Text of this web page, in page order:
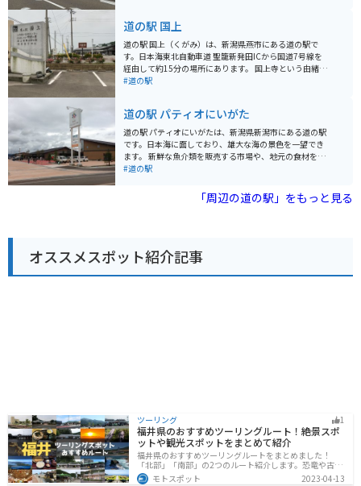
『陣や』、野外で憩う『日本海夕日公園』、観光スポッ
ト『夕凪の橋』等があり、休憩所だけでなく観光地とし
ても楽しめる場所です。
道の駅 国上
道の駅 国上（くがみ）は、新潟県燕市にある道の駅で
す。日本海東北自動車道 聖籠新発田ICから国道7号線を
経由して約15分の場所にあります。 国上寺という由緒あ
るお寺に隣接しており、雄大な自然と歴史を感じられる
バイクで訪れる場合、道の駅には広い駐車場が完備され
ているので安心して駐車できます。周辺には、弥彦山ス
カイラインなどのワインディングロードも多いため、ツ
ーリングの拠点としてもおすすめです。 国上地域は、鎚
起銅器の産地としても知られています。道の駅でも美し
#道の駅
道の駅 パティオにいがた
道の駅 パティオにいがたは、新潟県新潟市にある道の駅
です。日本海に面しており、雄大な海の景色を一望でき
ます。 新鮮な魚介類を販売する市場や、地元の食材を使
ったレストランがあり、新潟の食を満喫できます。お土
バイクで訪れる際は、日本海の海岸線を走る爽快なツー
リングを楽しめます。道の駅には広い駐車場があり、休
#道の駅
「周辺の道の駅」をもっと見る
オススメスポット紹介記事
ツーリング 1
福井県のおすすめツーリングルート！絶景スポ
ットや観光スポットをまとめて紹介
福井県のおすすめツーリングルートをまとめました！
「北部」「南部」の2つのルート紹介します。恐竜や古代
遺跡、温泉地など魅力に溢れるスポットが多数ありま
モトスポット
2023-04-13